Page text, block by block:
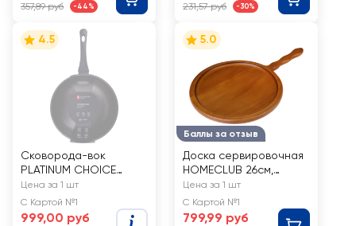
357,89 руб -44% 231,57 руб -30%
4.5
Сковорода-вок
PLATINUM CHOICE
28см, литая, индукция,
soft touch, Арт. PL-CH-
28WK
Цена за 1 шт
С Картой №1
999,00 руб
Баллы за отзыв
5.0
Доска сервировочная
HOMECLUB 26см,
дерево, Арт. WM-1
Цена за 1 шт
С Картой №1
799,99 руб